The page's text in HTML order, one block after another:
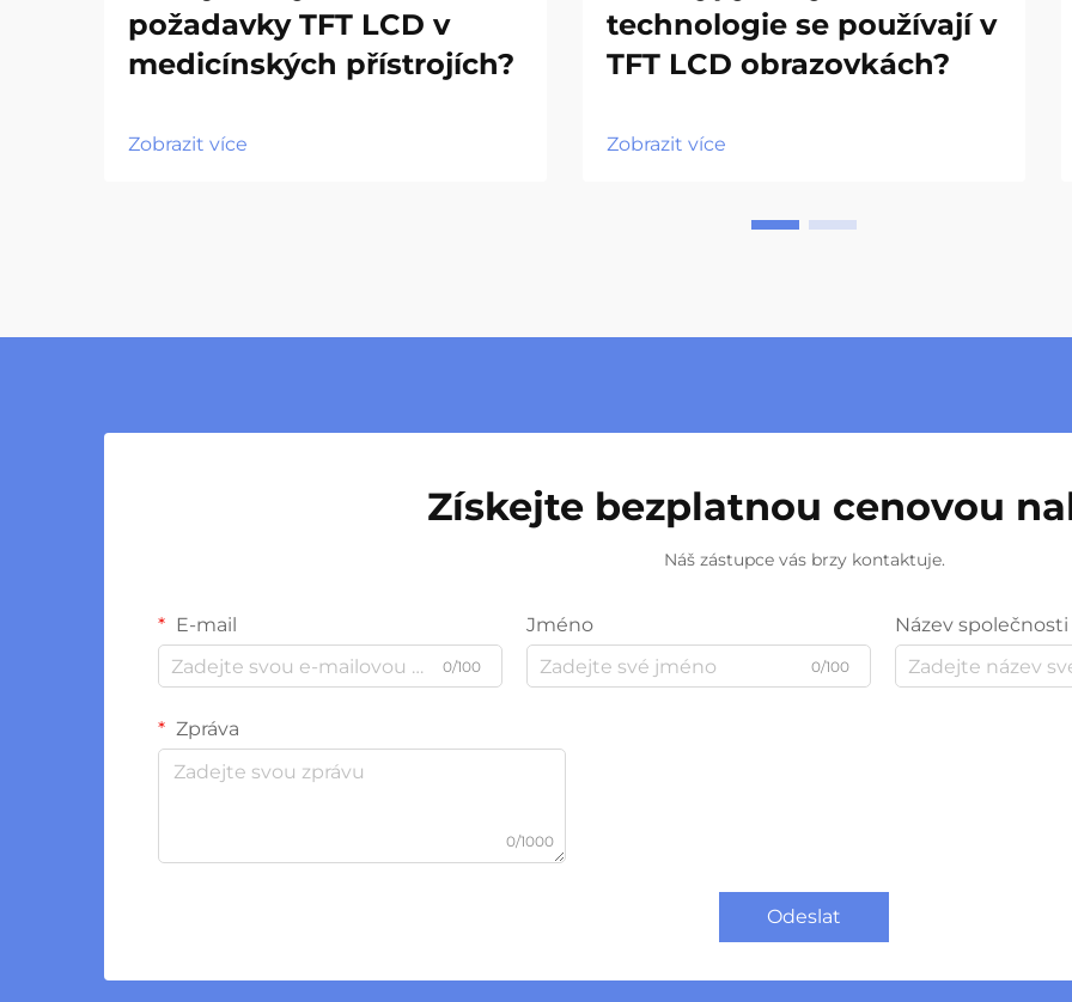
požadavky TFT LCD v
medicínských přístrojích?
Zobrazit více
technologie se používají v
TFT LCD obrazovkách?
Zobrazit více
Získejte bezplatnou cenovou
Náš zástupce vás brzy kontaktuje.
E-mail
0/100
Jméno
0/100
Název společnosti
Zpráva
0/1000
Odeslat